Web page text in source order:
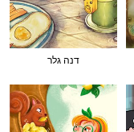
דנה גלר